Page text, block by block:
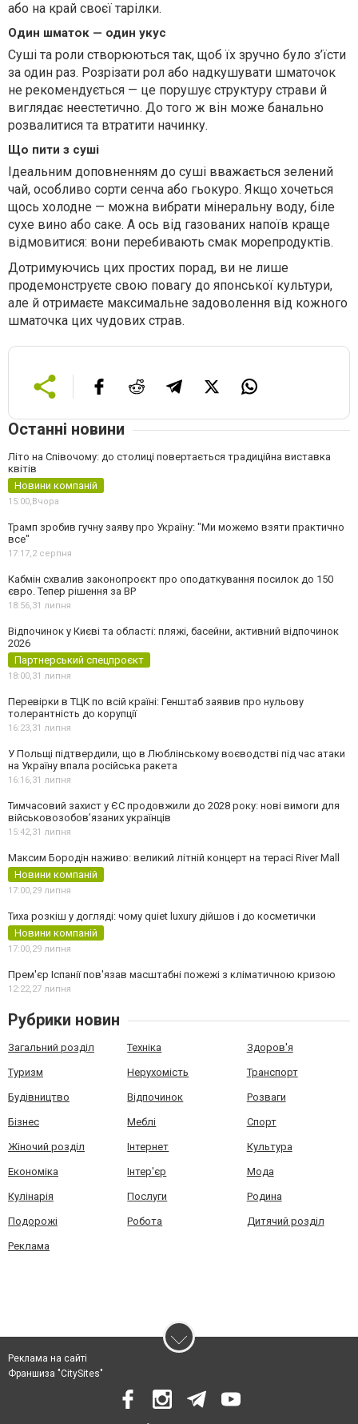
або на край своєї тарілки.
Один шматок — один укус
Суші та роли створюються так, щоб їх зручно було з’їсти
за один раз. Розрізати рол або надкушувати шматочок
не рекомендується — це порушує структуру страви й
виглядає неестетично. До того ж він може банально
розвалитися та втратити начинку.
Що пити з суші
Ідеальним доповненням до суші вважається зелений
чай, особливо сорти сенча або гьокуро. Якщо хочеться
щось холодне — можна вибрати мінеральну воду, біле
сухе вино або саке. А ось від газованих напоїв краще
відмовитися: вони перебивають смак морепродуктів.
Дотримуючись цих простих порад, ви не лише
продемонструєте свою повагу до японської культури,
але й отримаєте максимальне задоволення від кожного
шматочка цих чудових страв.
Останні новини
Літо на Співочому: до столиці повертається традиційна виставка
квітів
Новини компаній
15:00,Вчора
Трамп зробив гучну заяву про Україну: "Ми можемо взяти практично
все"
17:17,2 серпня
Кабмін схвалив законопроєкт про оподаткування посилок до 150
євро. Тепер рішення за ВР
18:56,31 липня
Відпочинок у Києві та області: пляжі, басейни, активний відпочинок
2026
Партнерський спецпроєкт
18:00,31 липня
Перевірки в ТЦК по всій країні: Генштаб заявив про нульову
толерантність до корупції
16:23,31 липня
У Польщі підтвердили, що в Люблінському воєводстві під час атаки
на Україну впала російська ракета
16:16,31 липня
Тимчасовий захист у ЄС продовжили до 2028 року: нові вимоги для
військовозобов’язаних українців
15:42,31 липня
Максим Бородін наживо: великий літній концерт на терасі River Mall
Новини компаній
17:00,29 липня
Тиха розкіш у догляді: чому quiet luxury дійшов і до косметички
Новини компаній
17:00,29 липня
Прем'єр Іспанії пов'язав масштабні пожежі з кліматичною кризою
12:22,27 липня
Рубрики новин
Загальний розділ Техніка Здоров'я
Туризм Нерухомість Транспорт
Будівництво Відпочинок Розваги
Бізнес Меблі Спорт
Жіночий розділ Інтернет Культура
Економіка Інтер'єр Мода
Кулінарія Послуги Родина
Подорожі Робота Дитячий розділ
Реклама
Реклама на сайті
Франшиза "CitySites"